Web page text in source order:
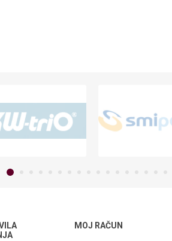
MOJ RAČUN